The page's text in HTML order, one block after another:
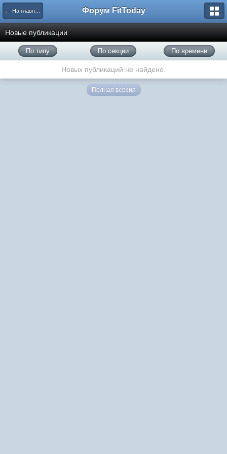
← На главную Форум FitToday
Новые публикации
По типу По секции По времени
Новых публикаций не найдено.
Полная версия